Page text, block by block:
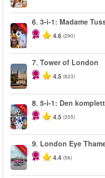
-30%
6. 3-i-1: Madame
4.6 (290)
7. Tower of London
4.5 (823)
-60%
8. 5-i-1: Den
4.5 (355)
-10%
9. London Eye
4.4 (56)